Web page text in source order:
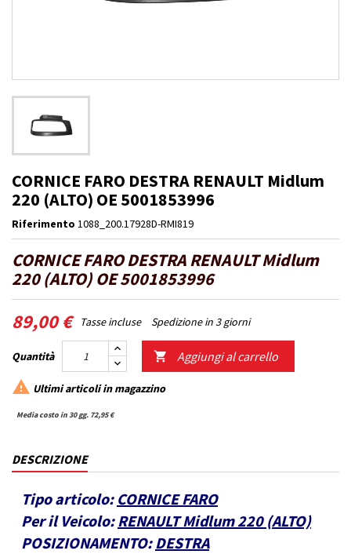
CORNICE FARO DESTRA RENAULT Midlum
220 (ALTO) OE 5001853996
Riferimento 1088_200.17928D-RMI819
CORNICE FARO DESTRA RENAULT Midlum
220 (ALTO) OE 5001853996
89,00 € Tasse incluse Spedizione in 3 giorni
Quantità  Aggiungi al carrello
 Ultimi articoli in magazzino
Media costo in 30 gg. 72,95 €
DESCRIZIONE
Tipo articolo: CORNICE FARO
Per il Veicolo: RENAULT Midlum 220 (ALTO)
POSIZIONAMENTO: DESTRA